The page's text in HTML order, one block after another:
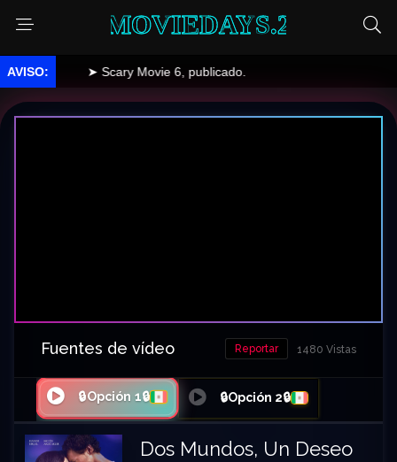
MOVIEDAYS.2
➤ Scary Movie 6, publicado.
Fuentes de vídeo 1480 Vistas
Reportar
🔒Opción 1🔒 🔒Opción 2🔒
Dos Mundos, Un Deseo